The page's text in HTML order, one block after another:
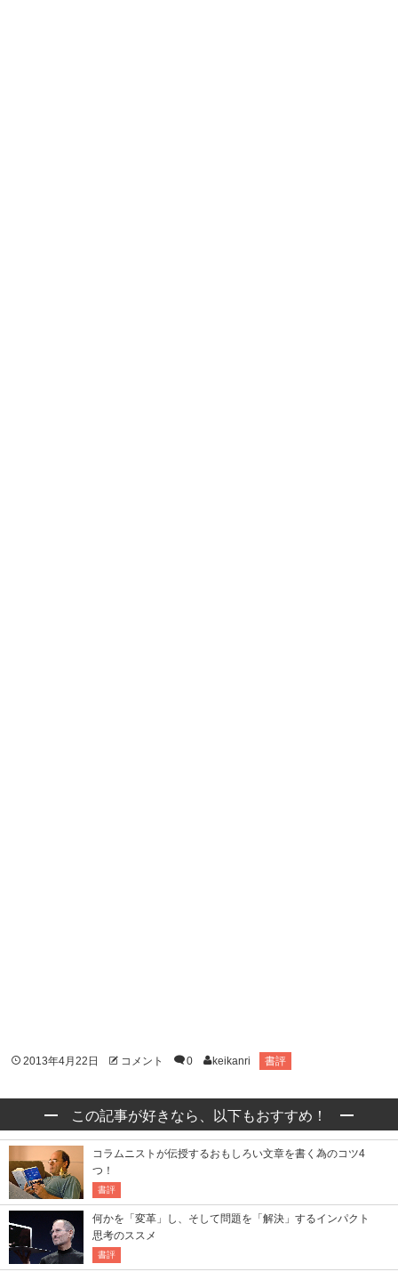
2013年4月22日 コメント 0 keikanri 書評
この記事が好きなら、以下もおすすめ！
コラムニストが伝授するおもしろい文章を書く為のコツ4
つ！
書評
何かを「変革」し、そして問題を「解決」するインパクト
思考のススメ
書評